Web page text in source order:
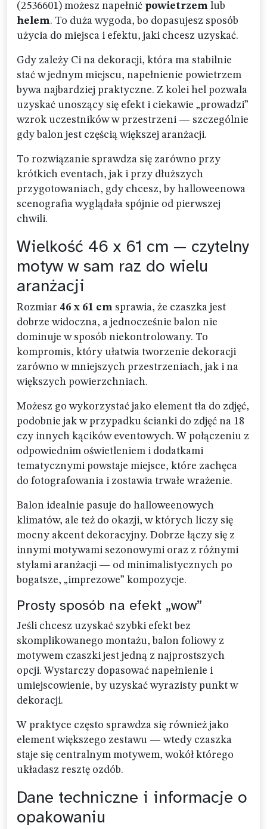
(2536601) możesz napełnić powietrzem lub
helem. To duża wygoda, bo dopasujesz sposób
użycia do miejsca i efektu, jaki chcesz uzyskać.
Gdy zależy Ci na dekoracji, która ma stabilnie
stać w jednym miejscu, napełnienie powietrzem
bywa najbardziej praktyczne. Z kolei hel pozwala
uzyskać unoszący się efekt i ciekawie „prowadzi”
wzrok uczestników w przestrzeni — szczególnie
gdy balon jest częścią większej aranżacji.
To rozwiązanie sprawdza się zarówno przy
krótkich eventach, jak i przy dłuższych
przygotowaniach, gdy chcesz, by halloweenowa
scenografia wyglądała spójnie od pierwszej
chwili.
Wielkość 46 x 61 cm — czytelny
motyw w sam raz do wielu
aranżacji
Rozmiar 46 x 61 cm sprawia, że czaszka jest
dobrze widoczna, a jednocześnie balon nie
dominuje w sposób niekontrolowany. To
kompromis, który ułatwia tworzenie dekoracji
zarówno w mniejszych przestrzeniach, jak i na
większych powierzchniach.
Możesz go wykorzystać jako element tła do zdjęć,
podobnie jak w przypadku ścianki do zdjęć na 18
czy innych kącików eventowych. W połączeniu z
odpowiednim oświetleniem i dodatkami
tematycznymi powstaje miejsce, które zachęca
do fotografowania i zostawia trwałe wrażenie.
Balon idealnie pasuje do halloweenowych
klimatów, ale też do okazji, w których liczy się
mocny akcent dekoracyjny. Dobrze łączy się z
innymi motywami sezonowymi oraz z różnymi
stylami aranżacji — od minimalistycznych po
bogatsze, „imprezowe” kompozycje.
Prosty sposób na efekt „wow”
Jeśli chcesz uzyskać szybki efekt bez
skomplikowanego montażu, balon foliowy z
motywem czaszki jest jedną z najprostszych
opcji. Wystarczy dopasować napełnienie i
umiejscowienie, by uzyskać wyrazisty punkt w
dekoracji.
W praktyce często sprawdza się również jako
element większego zestawu — wtedy czaszka
staje się centralnym motywem, wokół którego
układasz resztę ozdób.
Dane techniczne i informacje o
opakowaniu